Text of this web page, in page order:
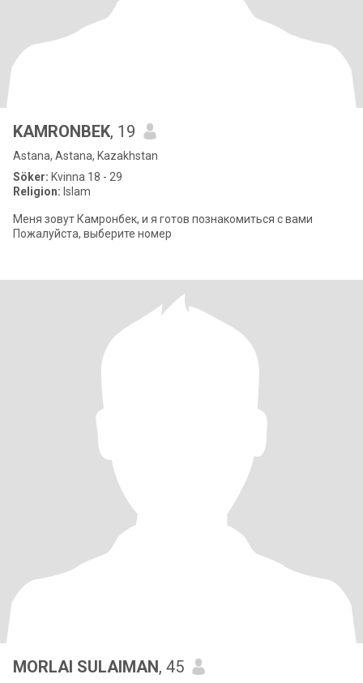
KAMRONBEK, 19
Astana, Astana, Kazakhstan
Söker: Kvinna 18 - 29
Religion: Islam
Меня зовут Камронбек, и я готов познакомиться с вами
Пожалуйста, выберите номер
MORLAI SULAIMAN, 45